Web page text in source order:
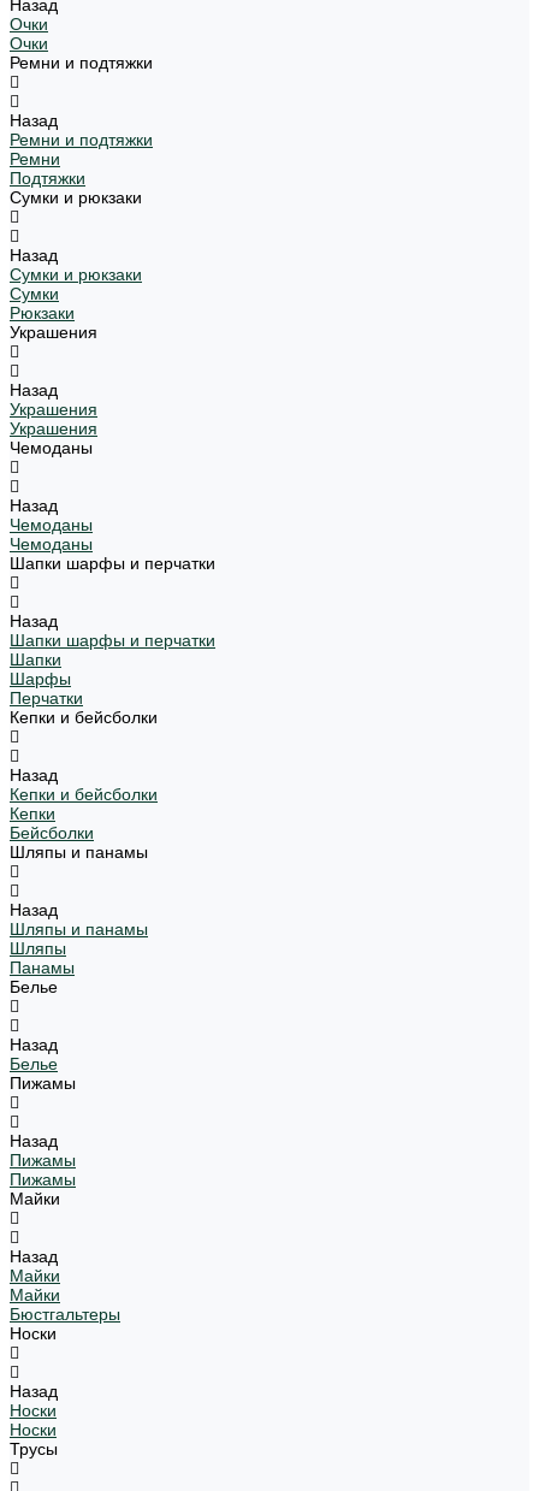
Назад
Очки
Очки
Ремни и подтяжки
Назад
Ремни и подтяжки
Ремни
Подтяжки
Сумки и рюкзаки
Назад
Сумки и рюкзаки
Сумки
Рюкзаки
Украшения
Назад
Украшения
Украшения
Чемоданы
Назад
Чемоданы
Чемоданы
Шапки шарфы и перчатки
Назад
Шапки шарфы и перчатки
Шапки
Шарфы
Перчатки
Кепки и бейсболки
Назад
Кепки и бейсболки
Кепки
Бейсболки
Шляпы и панамы
Назад
Шляпы и панамы
Шляпы
Панамы
Белье
Назад
Белье
Пижамы
Назад
Пижамы
Пижамы
Майки
Назад
Майки
Майки
Бюстгальтеры
Носки
Назад
Носки
Носки
Трусы